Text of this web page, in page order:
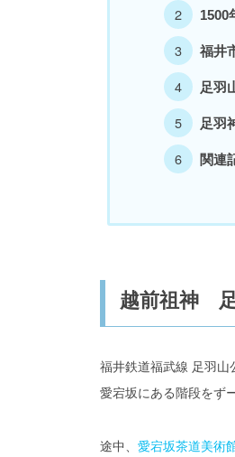
1500
福井
足羽
足羽
関連
越前祖神
福井鉄道福武線 足羽山
愛宕坂にある階段をず
途中、 愛宕坂茶道美術